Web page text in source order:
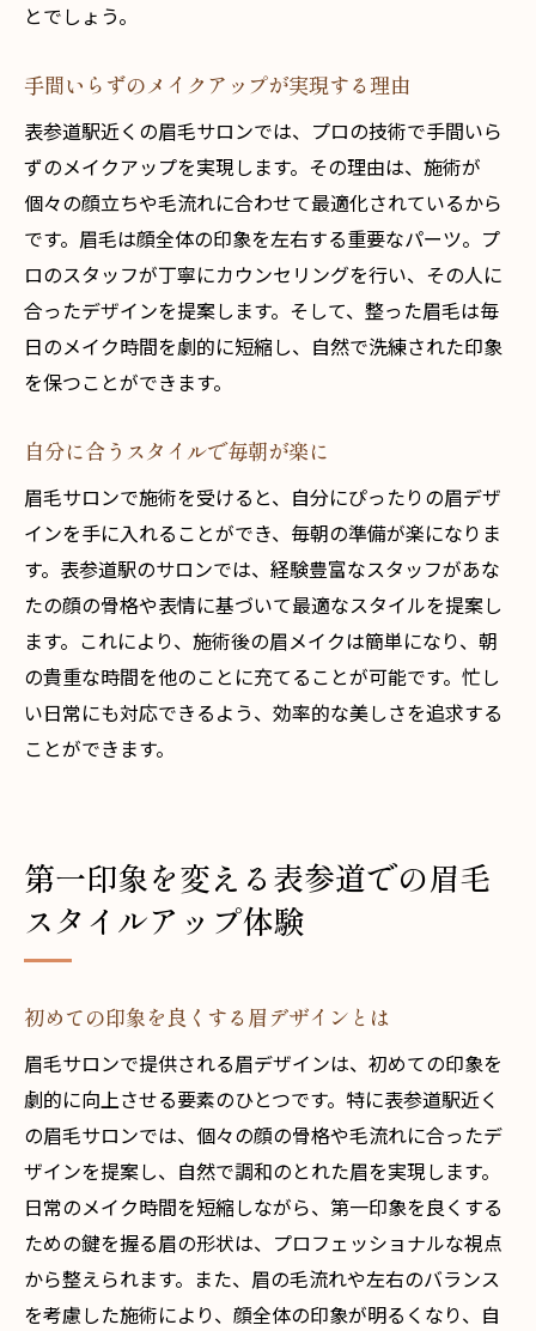
とでしょう。
手間いらずのメイクアップが実現する理由
表参道駅近くの眉毛サロンでは、プロの技術で手間いら
ずのメイクアップを実現します。その理由は、施術が
個々の顔立ちや毛流れに合わせて最適化されているから
です。眉毛は顔全体の印象を左右する重要なパーツ。プ
ロのスタッフが丁寧にカウンセリングを行い、その人に
合ったデザインを提案します。そして、整った眉毛は毎
日のメイク時間を劇的に短縮し、自然で洗練された印象
を保つことができます。
自分に合うスタイルで毎朝が楽に
眉毛サロンで施術を受けると、自分にぴったりの眉デザ
インを手に入れることができ、毎朝の準備が楽になりま
す。表参道駅のサロンでは、経験豊富なスタッフがあな
たの顔の骨格や表情に基づいて最適なスタイルを提案し
ます。これにより、施術後の眉メイクは簡単になり、朝
の貴重な時間を他のことに充てることが可能です。忙し
い日常にも対応できるよう、効率的な美しさを追求する
ことができます。
第一印象を変える表参道での眉毛
スタイルアップ体験
初めての印象を良くする眉デザインとは
眉毛サロンで提供される眉デザインは、初めての印象を
劇的に向上させる要素のひとつです。特に表参道駅近く
の眉毛サロンでは、個々の顔の骨格や毛流れに合ったデ
ザインを提案し、自然で調和のとれた眉を実現します。
日常のメイク時間を短縮しながら、第一印象を良くする
ための鍵を握る眉の形状は、プロフェッショナルな視点
から整えられます。また、眉の毛流れや左右のバランス
を考慮した施術により、顔全体の印象が明るくなり、自